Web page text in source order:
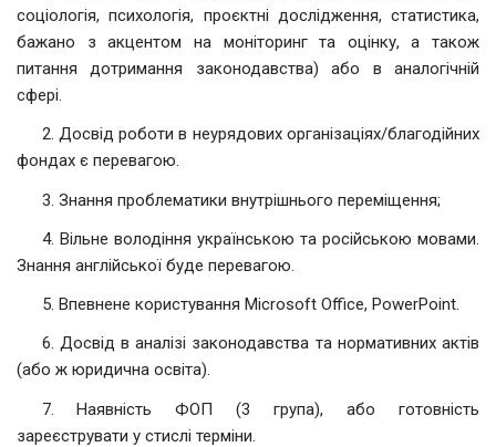
соціологія, психологія, проєктні дослідження, статистика,
бажано з акцентом на моніторинг та оцінку, а також
питання дотримання законодавства) або в аналогічній
сфері.
2. Досвід роботи в неурядових організаціях/благодійних
фондах є перевагою.
3. Знання проблематики внутрішнього переміщення;
4. Вільне володіння українською та російською мовами.
Знання англійської буде перевагою.
5. Впевнене користування Microsoft Office, PowerPoint.
6. Досвід в аналізі законодавства та нормативних актів
(або ж юридична освіта).
7. Наявність ФОП (3 група), або готовність
зареєструвати у стислі терміни.